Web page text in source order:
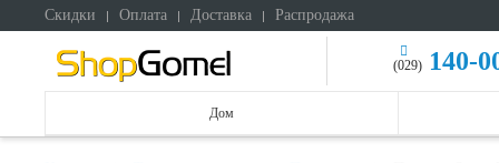
Скидки Оплата Доставка Распродажа
(029) 140-
Дом